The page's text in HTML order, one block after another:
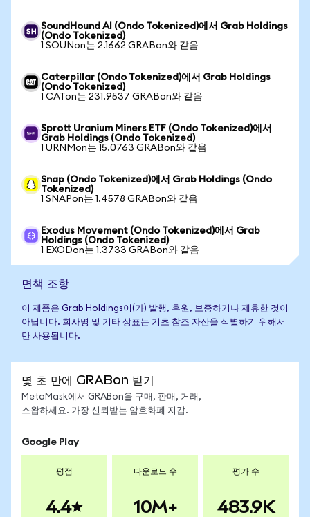
SoundHound AI (Ondo Tokenized)에서 Grab Holdings
(Ondo Tokenized)
1 SOUNon는 2.1662 GRABon와 같음
Caterpillar (Ondo Tokenized)에서 Grab Holdings
(Ondo Tokenized)
1 CATon는 231.9537 GRABon와 같음
Sprott Uranium Miners ETF (Ondo Tokenized)에서
Grab Holdings (Ondo Tokenized)
1 URNMon는 15.0763 GRABon와 같음
Snap (Ondo Tokenized)에서 Grab Holdings (Ondo
Tokenized)
1 SNAPon는 1.4578 GRABon와 같음
Exodus Movement (Ondo Tokenized)에서 Grab
Holdings (Ondo Tokenized)
1 EXODon는 1.3733 GRABon와 같음
면책 조항
이 제품은 Grab Holdings이(가) 발행, 후원, 보증하거나 제휴한 것이
아닙니다. 회사명 및 기타 상표는 기초 참조 자산을 식별하기 위해서
만 사용됩니다.
몇 초 만에 GRABon 받기
MetaMask에서 GRABon을 구매, 판매, 거래,
스왑하세요. 가장 신뢰받는 암호화폐 지갑.
Google Play
평점
4.4
다운로드 수
10M+
평가 수
483.9K